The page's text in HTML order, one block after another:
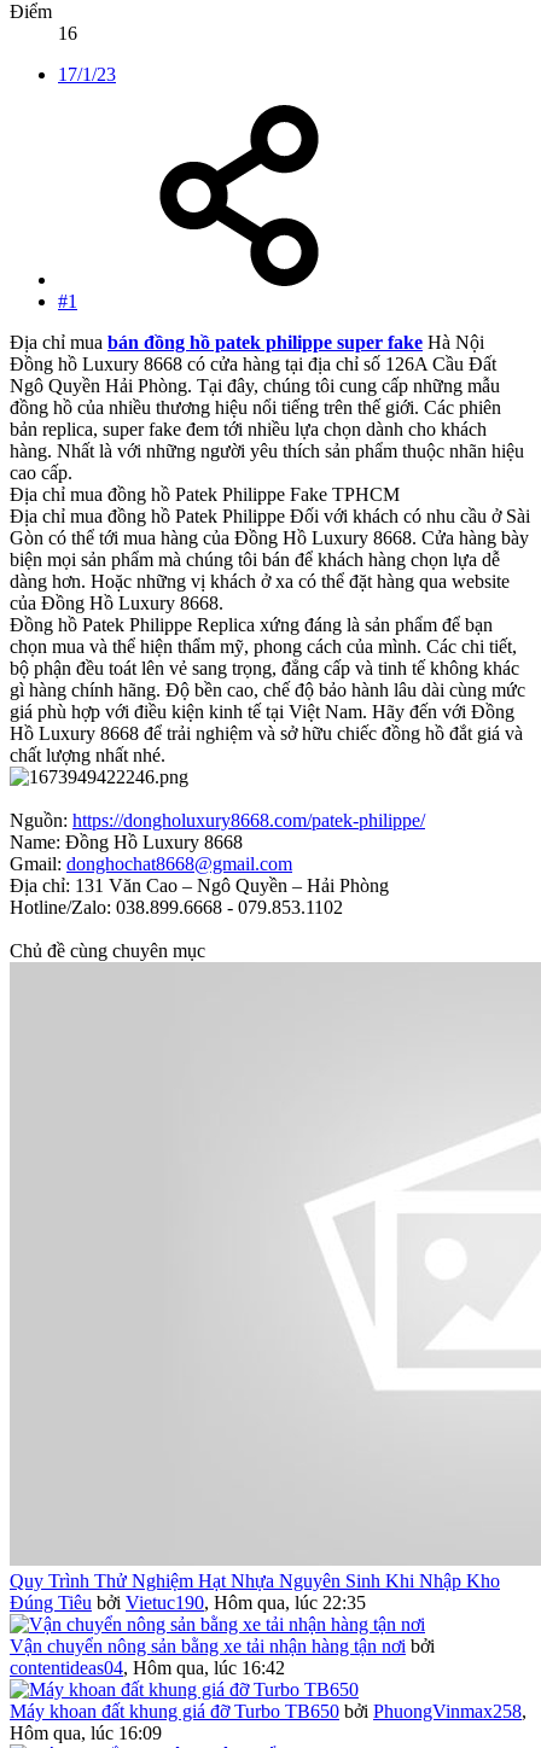
Điểm
16
17/1/23
#1
Địa chỉ mua bán đồng hồ patek philippe super fake Hà Nội
Đồng hồ Luxury 8668 có cửa hàng tại địa chỉ số 126A Cầu Đất
Ngô Quyền Hải Phòng. Tại đây, chúng tôi cung cấp những mẫu
đồng hồ của nhiều thương hiệu nổi tiếng trên thế giới. Các phiên
bản replica, super fake đem tới nhiều lựa chọn dành cho khách
hàng. Nhất là với những người yêu thích sản phẩm thuộc nhãn hiệu
cao cấp.
Địa chỉ mua đồng hồ Patek Philippe Fake TPHCM
Địa chỉ mua đồng hồ Patek Philippe Đối với khách có nhu cầu ở Sài
Gòn có thể tới mua hàng của Đồng Hồ Luxury 8668. Cửa hàng bày
biện mọi sản phẩm mà chúng tôi bán để khách hàng chọn lựa dễ
dàng hơn. Hoặc những vị khách ở xa có thể đặt hàng qua website
của Đồng Hồ Luxury 8668.
Đồng hồ Patek Philippe Replica xứng đáng là sản phẩm để bạn
chọn mua và thể hiện thẩm mỹ, phong cách của mình. Các chi tiết,
bộ phận đều toát lên vẻ sang trọng, đẳng cấp và tinh tế không khác
gì hàng chính hãng. Độ bền cao, chế độ bảo hành lâu dài cùng mức
giá phù hợp với điều kiện kinh tế tại Việt Nam. Hãy đến với Đồng
Hồ Luxury 8668 để trải nghiệm và sở hữu chiếc đồng hồ đắt giá và
chất lượng nhất nhé.
Nguồn: https://dongholuxury8668.com/patek-philippe/
Name: Đồng Hồ Luxury 8668
Gmail: donghochat8668@gmail.com
Địa chỉ: 131 Văn Cao – Ngô Quyền – Hải Phòng
Hotline/Zalo: 038.899.6668 - 079.853.1102
Chủ đề cùng chuyên mục
Quy Trình Thử Nghiệm Hạt Nhựa Nguyên Sinh Khi Nhập Kho
Đúng Tiêu bởi Vietuc190, Hôm qua, lúc 22:35
Vận chuyển nông sản bằng xe tải nhận hàng tận nơi bởi
contentideas04, Hôm qua, lúc 16:42
Máy khoan đất khung giá đỡ Turbo TB650 bởi PhuongVinmax258,
Hôm qua, lúc 16:09